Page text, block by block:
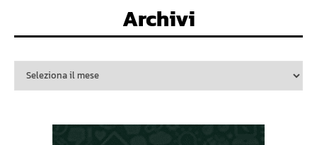
Archivi